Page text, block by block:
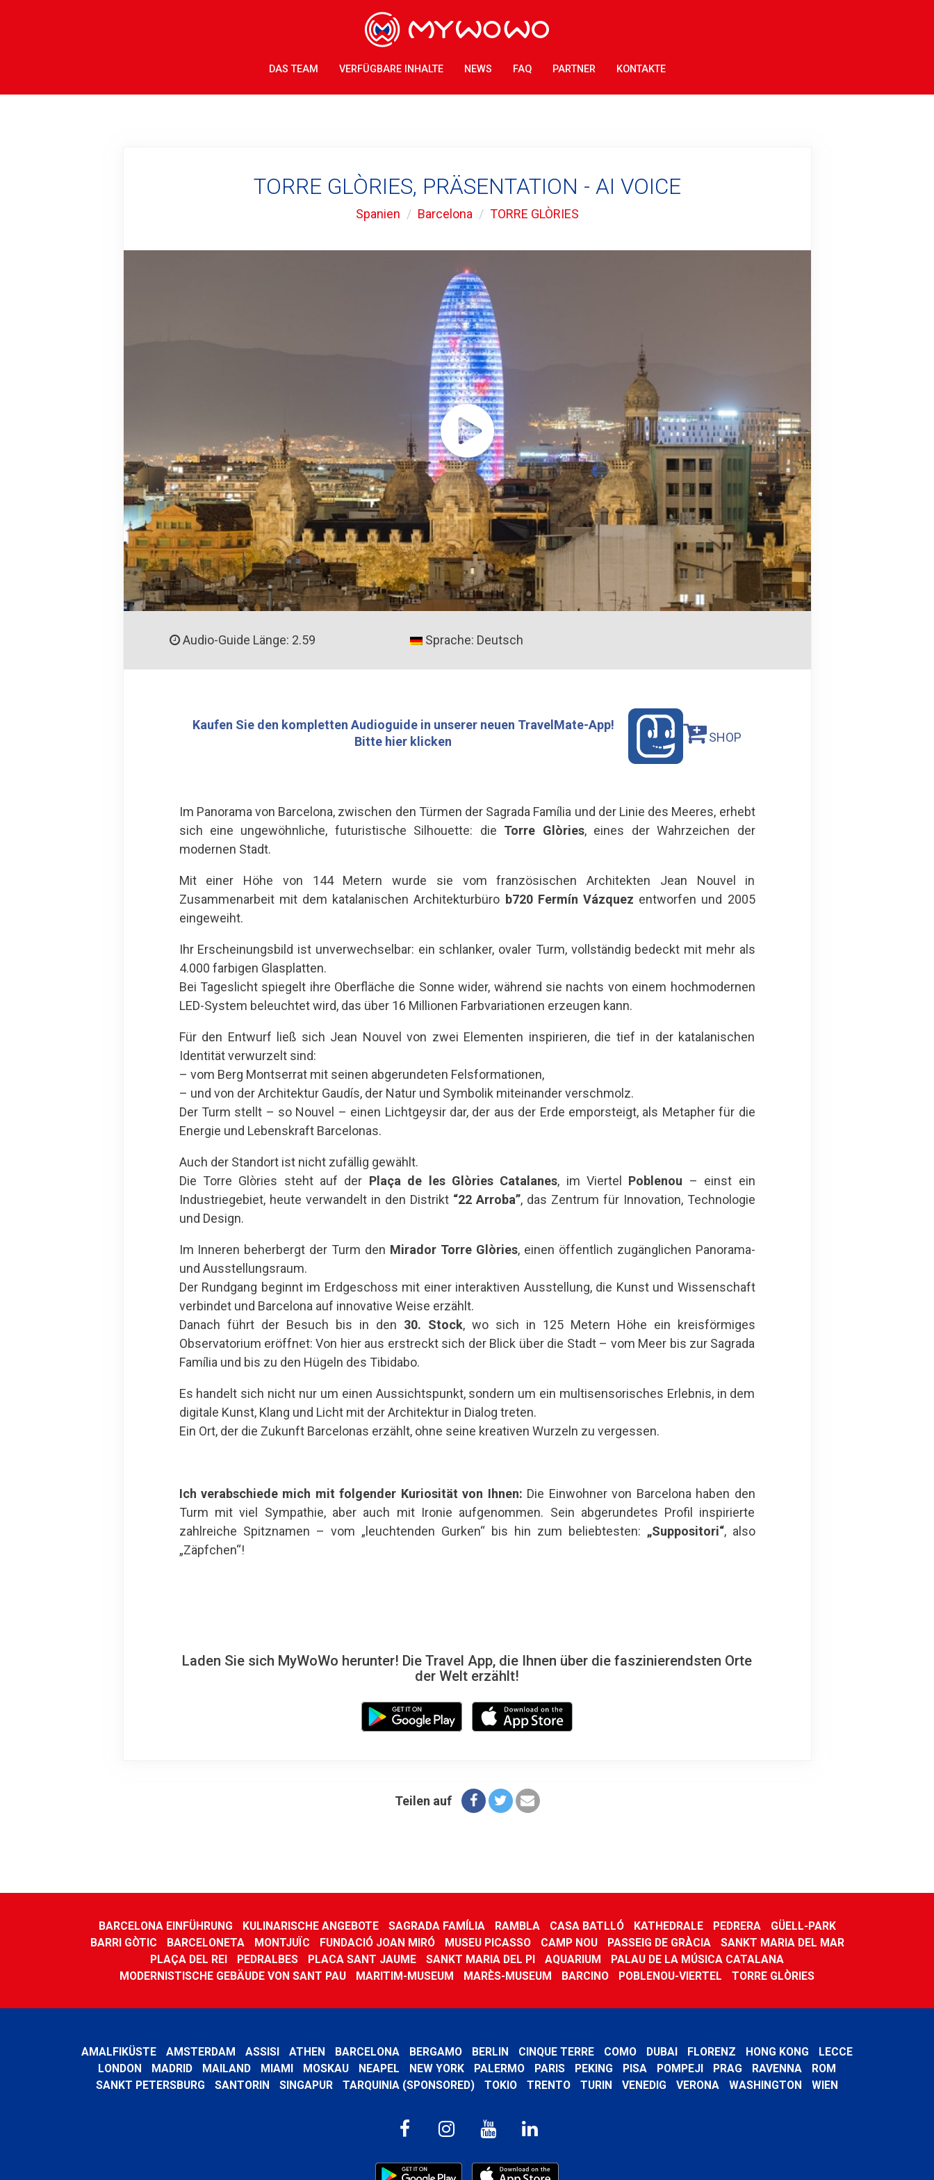
DAS TEAM VERFÜGBARE INHALTE NEWS FAQ PARTNER KONTAKTE
TORRE GLÒRIES, PRÄSENTATION - AI VOICE
Spanien Barcelona TORRE GLÒRIES
Audio-Guide Länge: 2.59 Sprache: Deutsch
Kaufen Sie den kompletten Audioguide in unserer neuen TravelMate-App!
Bitte hier klicken
SHOP
Im Panorama von Barcelona, zwischen den Türmen der Sagrada Família und der Linie des Meeres, erhebt
sich eine ungewöhnliche, futuristische Silhouette: die Torre Glòries, eines der Wahrzeichen der
modernen Stadt.
Mit einer Höhe von 144 Metern wurde sie vom französischen Architekten Jean Nouvel in
Zusammenarbeit mit dem katalanischen Architekturbüro b720 Fermín Vázquez entworfen und 2005
eingeweiht.
Ihr Erscheinungsbild ist unverwechselbar: ein schlanker, ovaler Turm, vollständig bedeckt mit mehr als
4.000 farbigen Glasplatten.
Bei Tageslicht spiegelt ihre Oberfläche die Sonne wider, während sie nachts von einem hochmodernen
LED-System beleuchtet wird, das über 16 Millionen Farbvariationen erzeugen kann.
Für den Entwurf ließ sich Jean Nouvel von zwei Elementen inspirieren, die tief in der katalanischen
Identität verwurzelt sind:
– vom Berg Montserrat mit seinen abgerundeten Felsformationen,
– und von der Architektur Gaudís, der Natur und Symbolik miteinander verschmolz.
Der Turm stellt – so Nouvel – einen Lichtgeysir dar, der aus der Erde emporsteigt, als Metapher für die
Energie und Lebenskraft Barcelonas.
Auch der Standort ist nicht zufällig gewählt.
Die Torre Glòries steht auf der Plaça de les Glòries Catalanes, im Viertel Poblenou – einst ein
Industriegebiet, heute verwandelt in den Distrikt “22 Arroba”, das Zentrum für Innovation, Technologie
und Design.
Im Inneren beherbergt der Turm den Mirador Torre Glòries, einen öffentlich zugänglichen Panorama-
und Ausstellungsraum.
Der Rundgang beginnt im Erdgeschoss mit einer interaktiven Ausstellung, die Kunst und Wissenschaft
verbindet und Barcelona auf innovative Weise erzählt.
Danach führt der Besuch bis in den 30. Stock, wo sich in 125 Metern Höhe ein kreisförmiges
Observatorium eröffnet: Von hier aus erstreckt sich der Blick über die Stadt – vom Meer bis zur Sagrada
Família und bis zu den Hügeln des Tibidabo.
Es handelt sich nicht nur um einen Aussichtspunkt, sondern um ein multisensorisches Erlebnis, in dem
digitale Kunst, Klang und Licht mit der Architektur in Dialog treten.
Ein Ort, der die Zukunft Barcelonas erzählt, ohne seine kreativen Wurzeln zu vergessen.
Ich verabschiede mich mit folgender Kuriosität von Ihnen: Die Einwohner von Barcelona haben den
Turm mit viel Sympathie, aber auch mit Ironie aufgenommen. Sein abgerundetes Profil inspirierte
zahlreiche Spitznamen – vom „leuchtenden Gurken“ bis hin zum beliebtesten: „Suppositori“, also
„Zäpfchen“!
Laden Sie sich MyWoWo herunter! Die Travel App, die Ihnen über die faszinierendsten Orte
der Welt erzählt!
Teilen auf
BARCELONA EINFÜHRUNG KULINARISCHE ANGEBOTE SAGRADA FAMÍLIA RAMBLA CASA BATLLÓ KATHEDRALE PEDRERA
GÜELL-PARK
BARRI GÒTIC
BARCELONETA MONTJUÏC FUNDACIÓ JOAN MIRÓ MUSEU PICASSO CAMP NOU PASSEIG DE GRÀCIA
SANKT MARIA DEL MAR
PLAÇA DEL REI
PEDRALBES PLACA SANT JAUME SANKT MARIA DEL PI AQUARIUM
PALAU DE LA MÚSICA CATALANA
MODERNISTISCHE GEBÄUDE VON SANT PAU
MARITIM-MUSEUM MARÈS-MUSEUM BARCINO POBLENOU-VIERTEL TORRE GLÒRIES
AMALFIKÜSTE AMSTERDAM ASSISI ATHEN BARCELONA BERGAMO BERLIN CINQUE TERRE COMO DUBAI FLORENZ HONG KONG
LECCE
LONDON
MADRID MAILAND MIAMI MOSKAU NEAPEL NEW YORK PALERMO PARIS PEKING PISA POMPEJI PRAG RAVENNA
ROM
SANKT PETERSBURG
SANTORIN SINGAPUR TARQUINIA (SPONSORED) TOKIO TRENTO TURIN VENEDIG VERONA WASHINGTON WIEN